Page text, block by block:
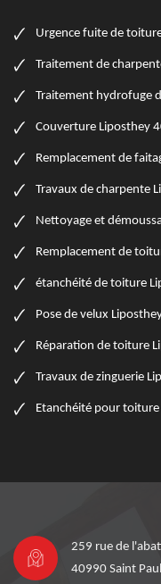
Urgence fuite de
Traitement de
Traitement hydrofuge
Couverture Liposthey
Remplacement de
Travaux de charpente
Nettoyage et
Remplacement de
étanchéité de toiture
Pose de velux
Réparation de toiture
Travaux de zinguerie
Etanchéité pour
259 rue de
40990 Saint